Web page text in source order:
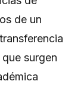
de un
surgen